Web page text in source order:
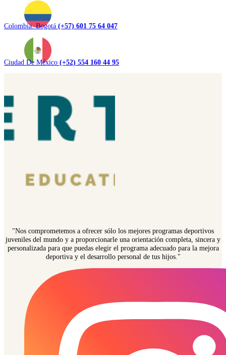
Colombia. Bogotá (+57) 601 75 64 047
Ciudad De México (+52) 554 160 44 95
"Nos comprometemos a ofrecer sólo los mejores programas deportivos
juveniles del mundo y a proporcionarle una orientación completa, sincera y
personalizada para que puedas elegir el programa adecuado para la mejora
deportiva y el desarrollo personal de tus hijos."